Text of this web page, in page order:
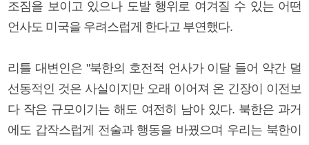
조짐을 보이고 있으나 도발 행위로 여겨질 수 있는 어떤
언사도 미국을 우려스럽게 한다고 부연했다.
리틀 대변인은 "북한의 호전적 언사가 이달 들어 약간 덜
선동적인 것은 사실이지만 오래 이어져 온 긴장이 이전보
다 작은 규모이기는 해도 여전히 남아 있다. 북한은 과거
에도 갑작스럽게 전술과 행동을 바꿨으며 우리는 북한이